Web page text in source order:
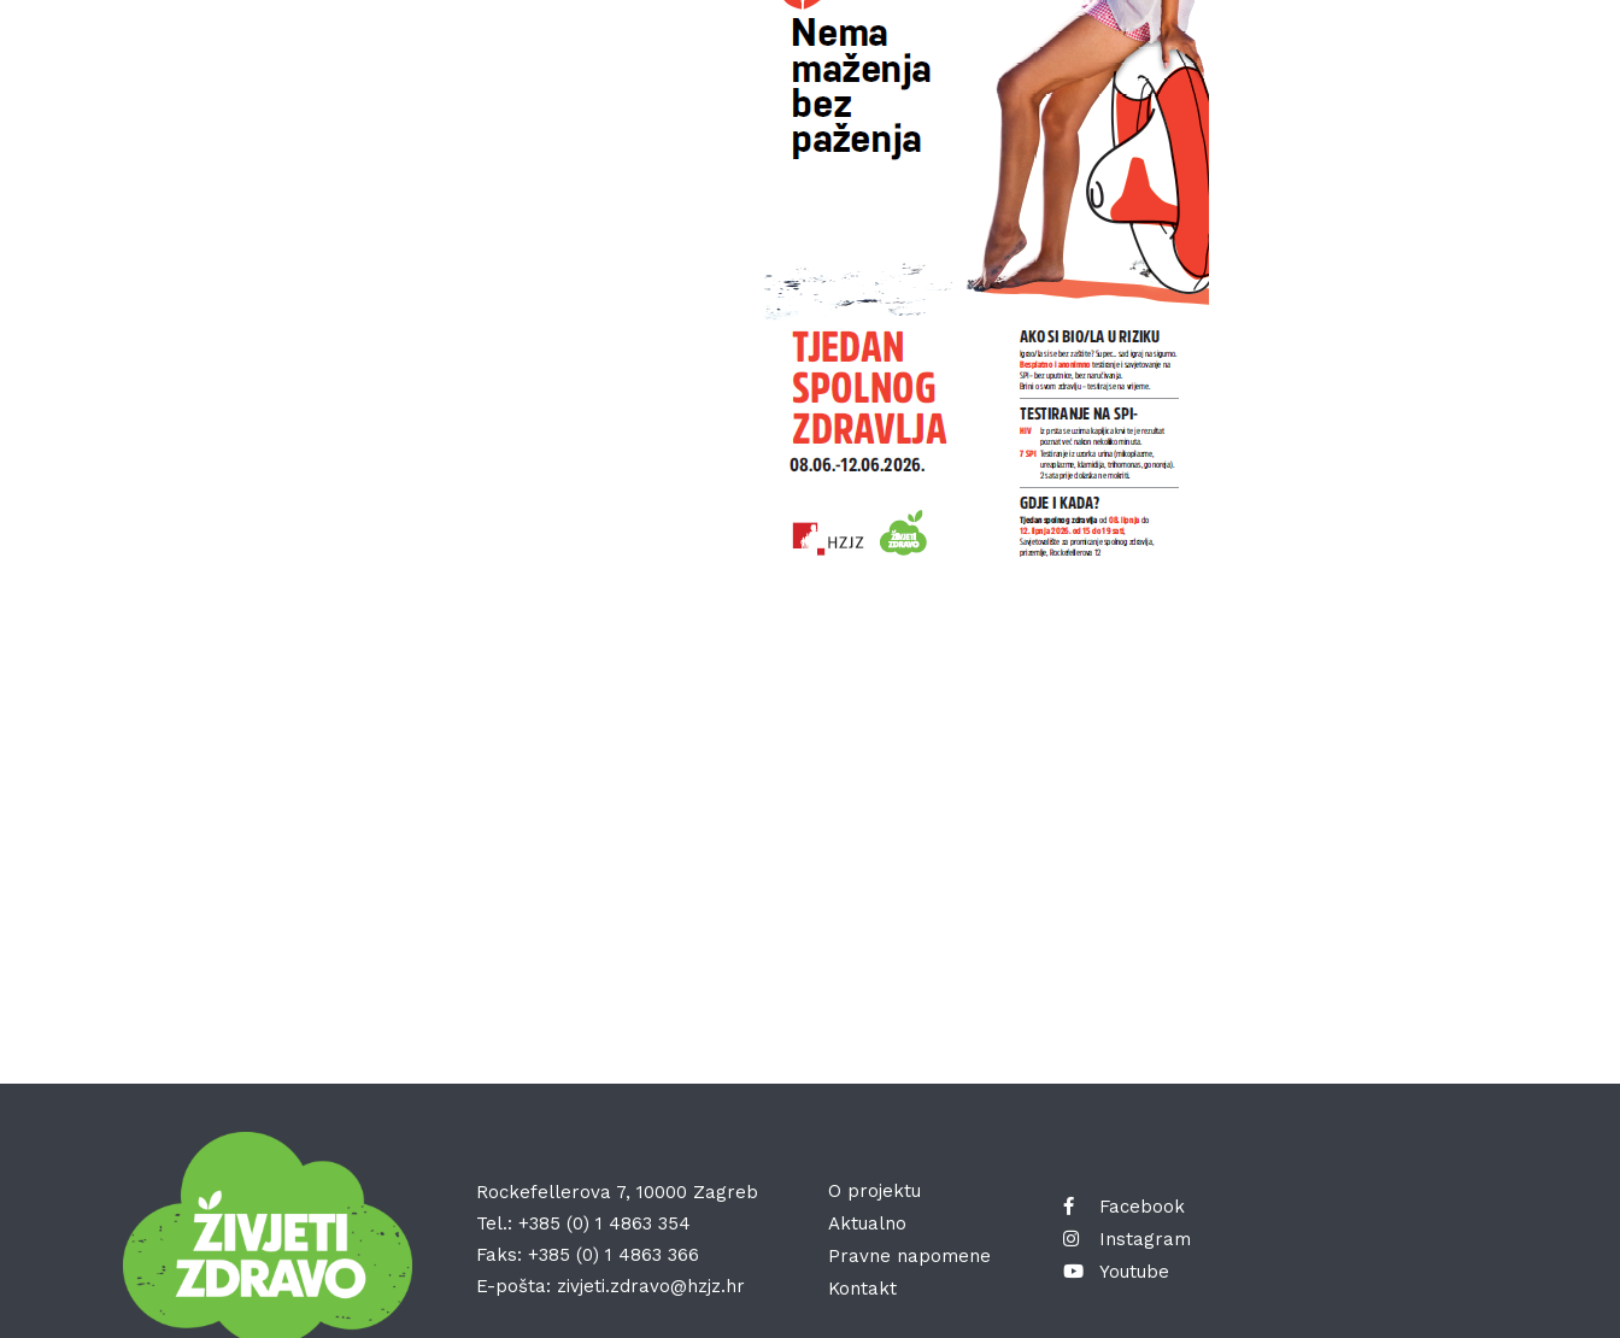
Rockefellerova 7, 10000 Zagreb
Tel.: +385 (0) 1 4863 354
Faks: +385 (0) 1 4863 366
E-pošta: zivjeti.zdravo@hzjz.hr
O projektu
Aktualno
Pravne napomene
Kontakt
Facebook
Instagram
Youtube